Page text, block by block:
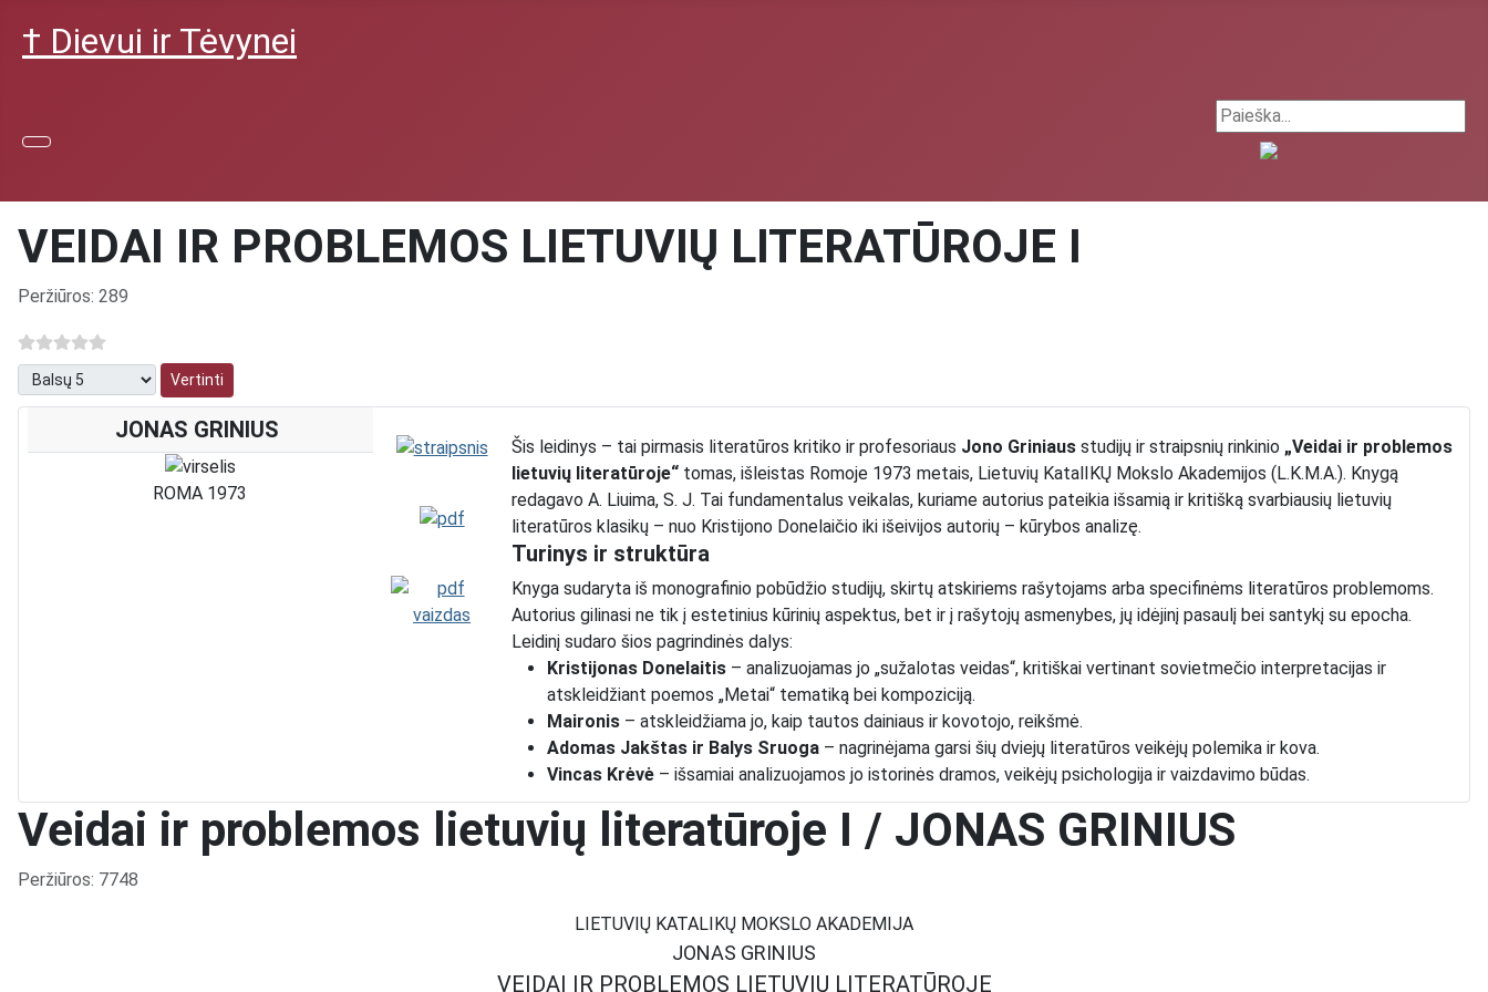
† Dievui ir Tėvynei
Search ...
VEIDAI IR PROBLEMOS LIETUVIŲ LITERATŪROJE I
Išsami informacija
Peržiūros: 289
Prašome įvertinti
JONAS GRINIUS
ROMA 1973
Šis leidinys – tai pirmasis literatūros kritiko ir profesoriaus Jono Griniausstudijų ir straipsnių rinkinio „Veidai ir problemos
lietuvių literatūroje“tomas, išleistas Romoje 1973 metais, Lietuvių KatalIKŲ Mokslo Akademijos (L.K.M.A.). Knygą
redagavo A. Liuima, S. J. Tai fundamentalus veikalas, kuriame autorius pateikia išsamią ir kritišką svarbiausių lietuvių
literatūros klasikų – nuo Kristijono Donelaičio iki išeivijos autorių – kūrybos analizę.
Turinys ir struktūra
Knyga sudaryta iš monografinio pobūdžio studijų, skirtų atskiriems rašytojams arba specifinėms literatūros problemoms.
Autorius gilinasi ne tik į estetinius kūrinių aspektus, bet ir į rašytojų asmenybes, jų idėjinį pasaulį bei santykį su epocha.
Leidinį sudaro šios pagrindinės dalys:
Kristijonas Donelaitis– analizuojamas jo „sužalotas veidas“, kritiškai vertinant sovietmečio interpretacijas ir
atskleidžiant poemos „Metai“ tematiką bei kompoziciją.
Maironis– atskleidžiama jo, kaip tautos dainiaus ir kovotojo, reikšmė.
Adomas Jakštas ir Balys Sruoga– nagrinėjama garsi šių dviejų literatūros veikėjų polemika ir kova.
Vincas Krėvė– išsamiai analizuojamos jo istorinės dramos, veikėjų psichologija ir vaizdavimo būdas.
Vincas Mykolaitis-Putinas– pateikiama itin plati jo, kaip kūrėjo, studija, apimanti biografinius bruožus, kūrybos temas
(gamta, meilė, Dievas) ir pagrindines problemas (maištas, prometeizmas, egocentrizmas).
Juozas Eretas
– pristatomas kaip iniciatyvos ir stiliaus mokytojas.
kūryboje ir naujausi posūkiai lietuvių dramoje.
Knygą papildo autoriaus pratarmė, dedikacija savo mokytojams ir išsamus vardų registras.
Veidai ir problemos lietuvių literatūroje I / JONAS GRINIUS
Išsami informacija
Peržiūros: 7748
LIETUVIŲ KATALIKŲ MOKSLO AKADEMIJA
JONAS GRINIUS
VEIDAI IR PROBLEMOS LIETUVIŲ LITERATŪROJE